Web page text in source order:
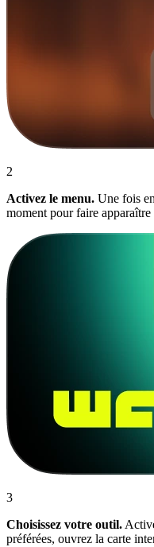
2
Activez le menu. Une fois
moment pour faire
3
Choisissez votre outil.
préférées, ouvrez la carte